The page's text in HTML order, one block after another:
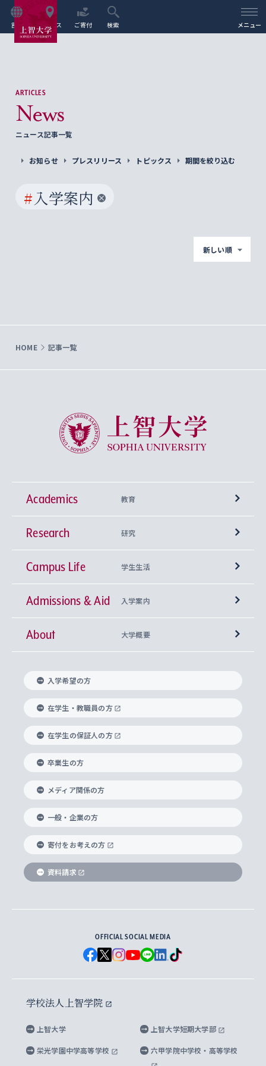
言語 アクセス ご寄付 検索 メニュー
ARTICLES
News
ニュース記事一覧
お知らせ プレスリリース トピックス 期間を絞り込む
#入学案内
新しい順
HOME 記事一覧
上智大学 Sophia University
Academics 教育
学部
神学部
文学部
総合人間科学部
経済学部
外国語学部
総合グローバル学部
国際教養学部
理工学部
Futures） – 持続可能な未来を考える６学科連携
興味から学科を探す
上智大学の全学共通教育
基盤教育センター
キリスト教人間学
身体知
思考と表現
データサイエンス
上智大学の語学教育
言語教育研究センター
上智大学のグローバル教育
グローバル教育センター
上智大学で学ぶ
海外で学ぶ
学びのサポート
大学院
神学研究科
実践宗教学研究科
総合人間科学研究科
経済学研究科
グローバル・スタディーズ研究科
助産学専攻科
生涯学習
Research 研究
研究所 等
キリスト教文化研究所
中世思想研究所
国際言語情報研究所
グローバル・コンサーン研究所
比較文化研究所
ヨーロッパ研究所
アジア文化研究所
アメリカ・カナダ研究所
メディア・ジャーナリズム研究所
水稀少社会研究センター
先進機械・構造材料イノベーションセンター
Sophia Open Research Weeks (SORW)
産官学連携
知的財産
研究支援制度
重点領域研究・自由課題研究
研究活動に関する法令・研究費の使用について
Campus Life 学生生活
学期区分と授業時間割
課外活動
課外教育プログラム
ボランティア活動
グローバルな学びのコミュニティ
学生の相談窓口
心身の健康相談
ハラスメント防止の取り組み
障がいのある学生への支援
キャリア形成サポート
キャリア形成支援プログラム
就職（内定先）・進路統計
企業の採用ご担当者様へのご案内
住まいのサポート
Admissions & Aid 入学案内
上智大学で取得できる学位
入れの方針）
科目等履修生
研究生・外国人特別研究生・国費留学生
交換留学生(海外大学から上智大学で学ぶ)
ノンディグリー生
Sophia Short-term Program受講生
学費・奨学金
学部入学前に出願する奨学金
国による高等教育の修学支援新制度
大学院生対象の奨学金
海外留学する際の費用と奨学金
About 大学概要
理事長・学長メッセージ
学長・副学長紹介
上智大学の精神
上智大学の理念
上智大学の沿革
ソフィア・アーカイブズ
上智大学とカトリック
グローバルエンゲージメント
上智大学を訪れた世界の知性
国連Weeks・アフリカWeeks
ダイバーシティ＆サステナビリティへの取り組み
上智大学公式ソーシャルメディア
学校法人上智学院について
数字で見る上智大学
上智大学のネットワーク
父母・保証人とのネットワーク
学外とのネットワーク
上智大学の出版物
上智大学大学案内・大学院案内
英文広報誌 SOPHIA magazine
上智大学のビジュアル・アイデンティティ
上智大学ビジュアル・アイデンティティ
上智大学校歌 ・上智大学学生歌
上智大学への取材・キャンパスでの撮影について
上智大学の公開情報
上智大学の教育研究活動等の情報公表
キャンパス案内
入学希望の方
在学生・教職員の方
在学生の保証人の方
卒業生の方
メディア関係の方
一般・企業の方
寄付をお考えの方
資料請求
OFFICIAL SOCIAL MEDIA
学校法人上智学院
上智大学 上智大学短期大学部
栄光学園中学高等学校 六甲学院中学校・高等学校